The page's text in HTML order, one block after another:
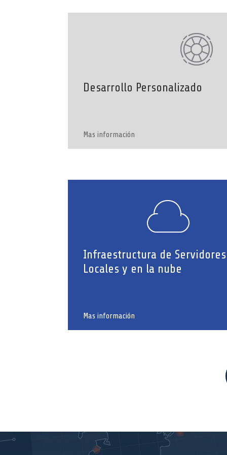
Desarrollo Personalizado
Mas información
Infraestructura de Servidores
Locales y en la nube
Mas información